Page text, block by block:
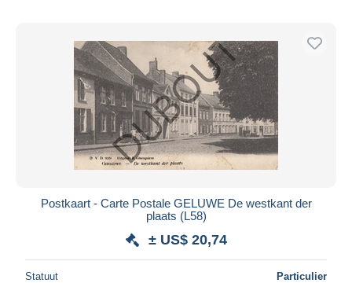
Postkaart - Carte Postale GELUWE De westkant der
plaats (L58)
± US$ 20,74
Statuut Particulier